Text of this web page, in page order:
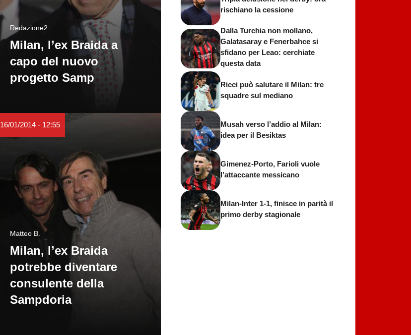
Redazione2
Milan, l’ex Braida a
capo del nuovo
progetto Samp
16/01/2014 - 12:55
Matteo B.
Milan, l’ex Braida
potrebbe diventare
consulente della
Sampdoria
rischiano la cessione
Dalla Turchia non mollano,
Galatasaray e Fenerbahce si
sfidano per Leao: cerchiate
questa data
Ricci può salutare il Milan: tre
squadre sul mediano
Musah verso l’addio al Milan:
idea per il Besiktas
Gimenez-Porto, Farioli vuole
l’attaccante messicano
Milan-Inter 1-1, finisce in parità il
primo derby stagionale